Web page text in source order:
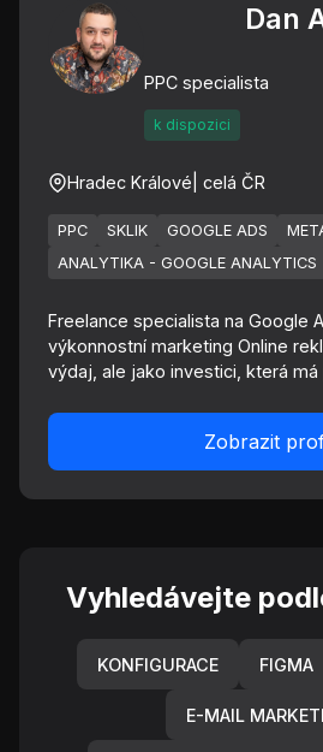
Dan
PPC specialista
k dispozici
Hradec Králové | celá ČR
PPC SKLIK GOOGLE ADS
ANALYTIKA - GOOGLE ANALYTICS
Freelance specialista na Google
výkonnostní marketing Online
výdaj, ale jako investici, která má
Zobrazit
Vyhledávejte
KONFIGURACE FIGMA
E-MAIL